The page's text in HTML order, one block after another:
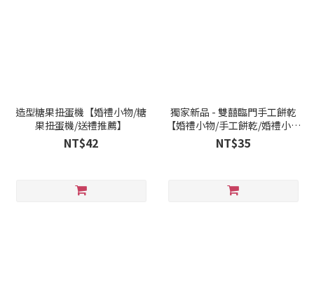
造型糖果扭蛋機【婚禮小物/糖
果扭蛋機/送禮推薦】
NT$42
獨家新品 - 雙囍臨門手工餅乾
【婚禮小物/手工餅乾/婚禮小物
推薦】
NT$35